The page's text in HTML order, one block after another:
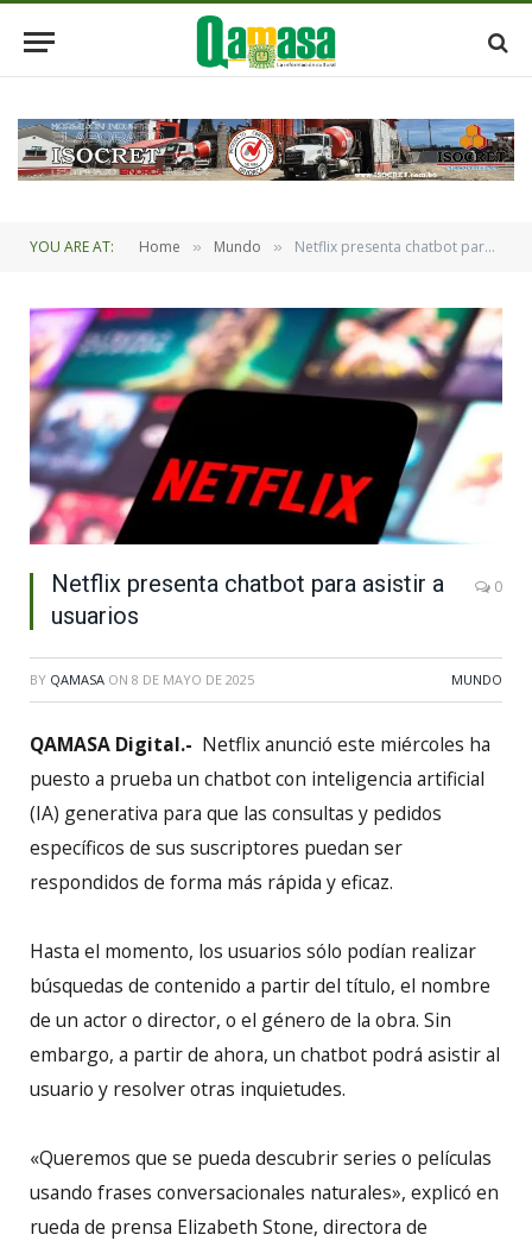
YOU ARE AT: Home » Mundo » Netflix presenta chatbot para asistir a usuarios
Netflix presenta chatbot para asistir a
usuarios
0
BY QAMASA ON 8 DE MAYO DE 2025 MUNDO
QAMASA Digital.- Netflix anunció este miércoles ha
puesto a prueba un chatbot con inteligencia artificial
(IA) generativa para que las consultas y pedidos
específicos de sus suscriptores puedan ser
respondidos de forma más rápida y eficaz.
Hasta el momento, los usuarios sólo podían realizar
búsquedas de contenido a partir del título, el nombre
de un actor o director, o el género de la obra. Sin
embargo, a partir de ahora, un chatbot podrá asistir al
usuario y resolver otras inquietudes.
«Queremos que se pueda descubrir series o películas
usando frases conversacionales naturales», explicó en
rueda de prensa Elizabeth Stone, directora de